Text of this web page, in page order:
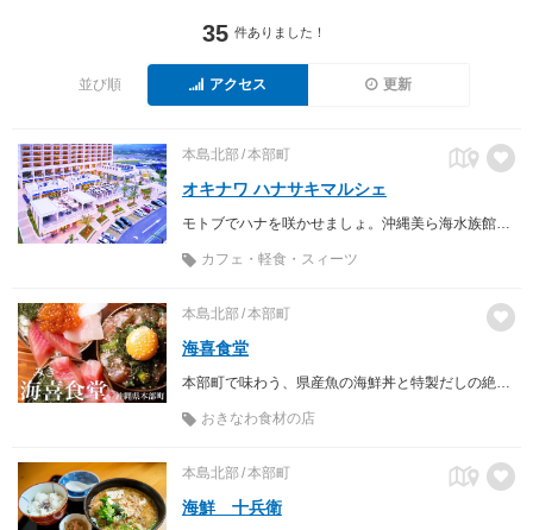
35 件ありました！
並び順 アクセス 更新
本島北部 本部町
オキナワ ハナサキマルシェ
モトブでハナを咲かせましょ。沖縄美ら海水族館近く。「アラマハイナ コンドホテル」に併設したグルメとショッピングを融合させたエンジョイスポット
カフェ・軽食・スィーツ
本島北部 本部町
海喜食堂
おきなわ食材の店
本島北部 本部町
海鮮 十兵衛